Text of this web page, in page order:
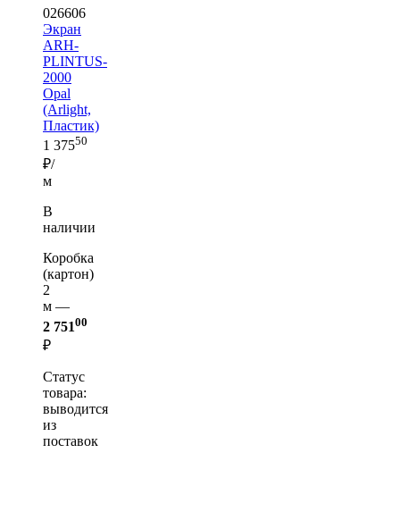
026606
Экран
ARH-
PLINTUS-
2000
Opal
(Arlight,
Пластик)
1 37550
₽/
м
В
наличии
Коробка
(картон)
2
м —
2 75100
₽
Статус
товара:
выводится
из
поставок